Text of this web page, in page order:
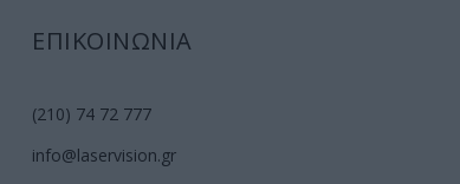
ΕΠΙΚΟΙΝΩΝΙΑ
(210) 74 72 777
info@laservision.gr